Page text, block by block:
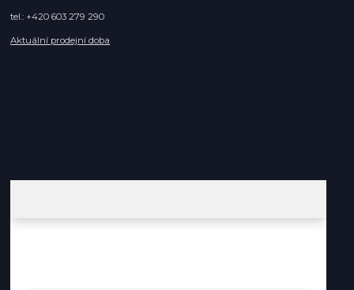
tel.: +420 603 279 290
Aktuální prodejní doba